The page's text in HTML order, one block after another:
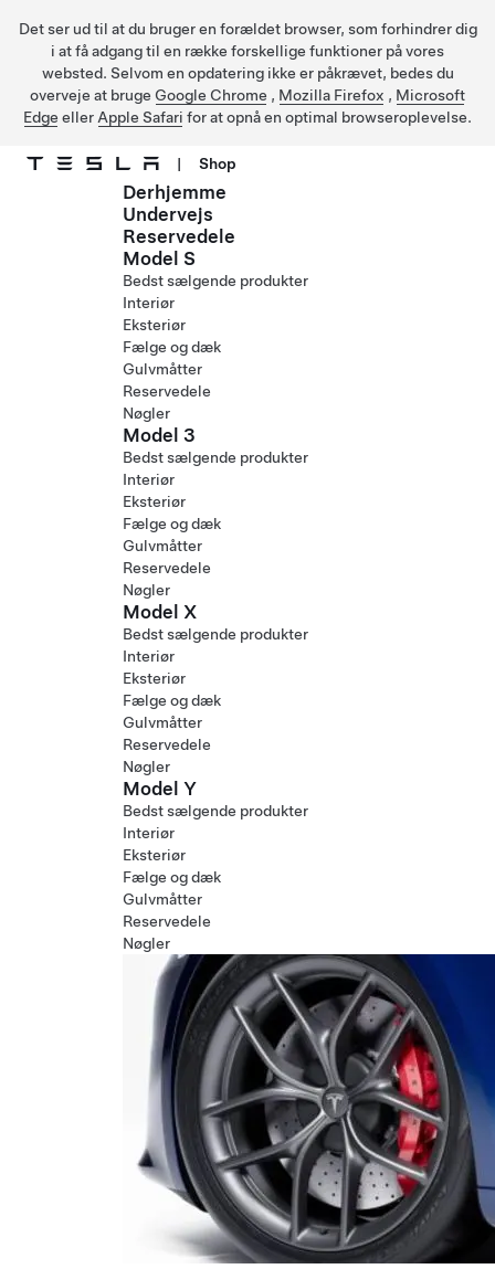
Det ser ud til at du bruger en forældet browser, som forhindrer dig
i at få adgang til en række forskellige funktioner på vores
websted. Selvom en opdatering ikke er påkrævet, bedes du
overveje at bruge Google Chrome , Mozilla Firefox , Microsoft
Edge eller Apple Safari for at opnå en optimal browseroplevelse.
Gå til hovedindhold
| Shop
Derhjemme
Undervejs
Reservedele
Model S
Bedst sælgende produkter
Interiør
Eksteriør
Fælge og dæk
Gulvmåtter
Reservedele
Nøgler
Model 3
Bedst sælgende produkter
Interiør
Eksteriør
Fælge og dæk
Gulvmåtter
Reservedele
Nøgler
Model X
Bedst sælgende produkter
Interiør
Eksteriør
Fælge og dæk
Gulvmåtter
Reservedele
Nøgler
Model Y
Bedst sælgende produkter
Interiør
Eksteriør
Fælge og dæk
Gulvmåtter
Reservedele
Nøgler